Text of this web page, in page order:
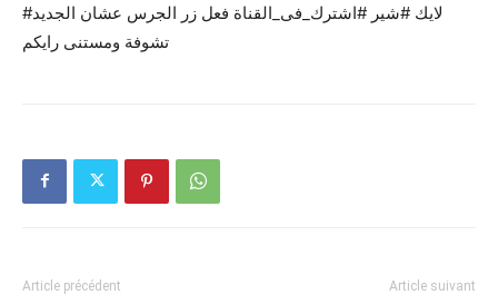
#لايك #شير #اشترك_فى_القناة فعل زر الجرس عشان الجديد
تشوفة ومستنى رايكم
Article précédent Article suivant